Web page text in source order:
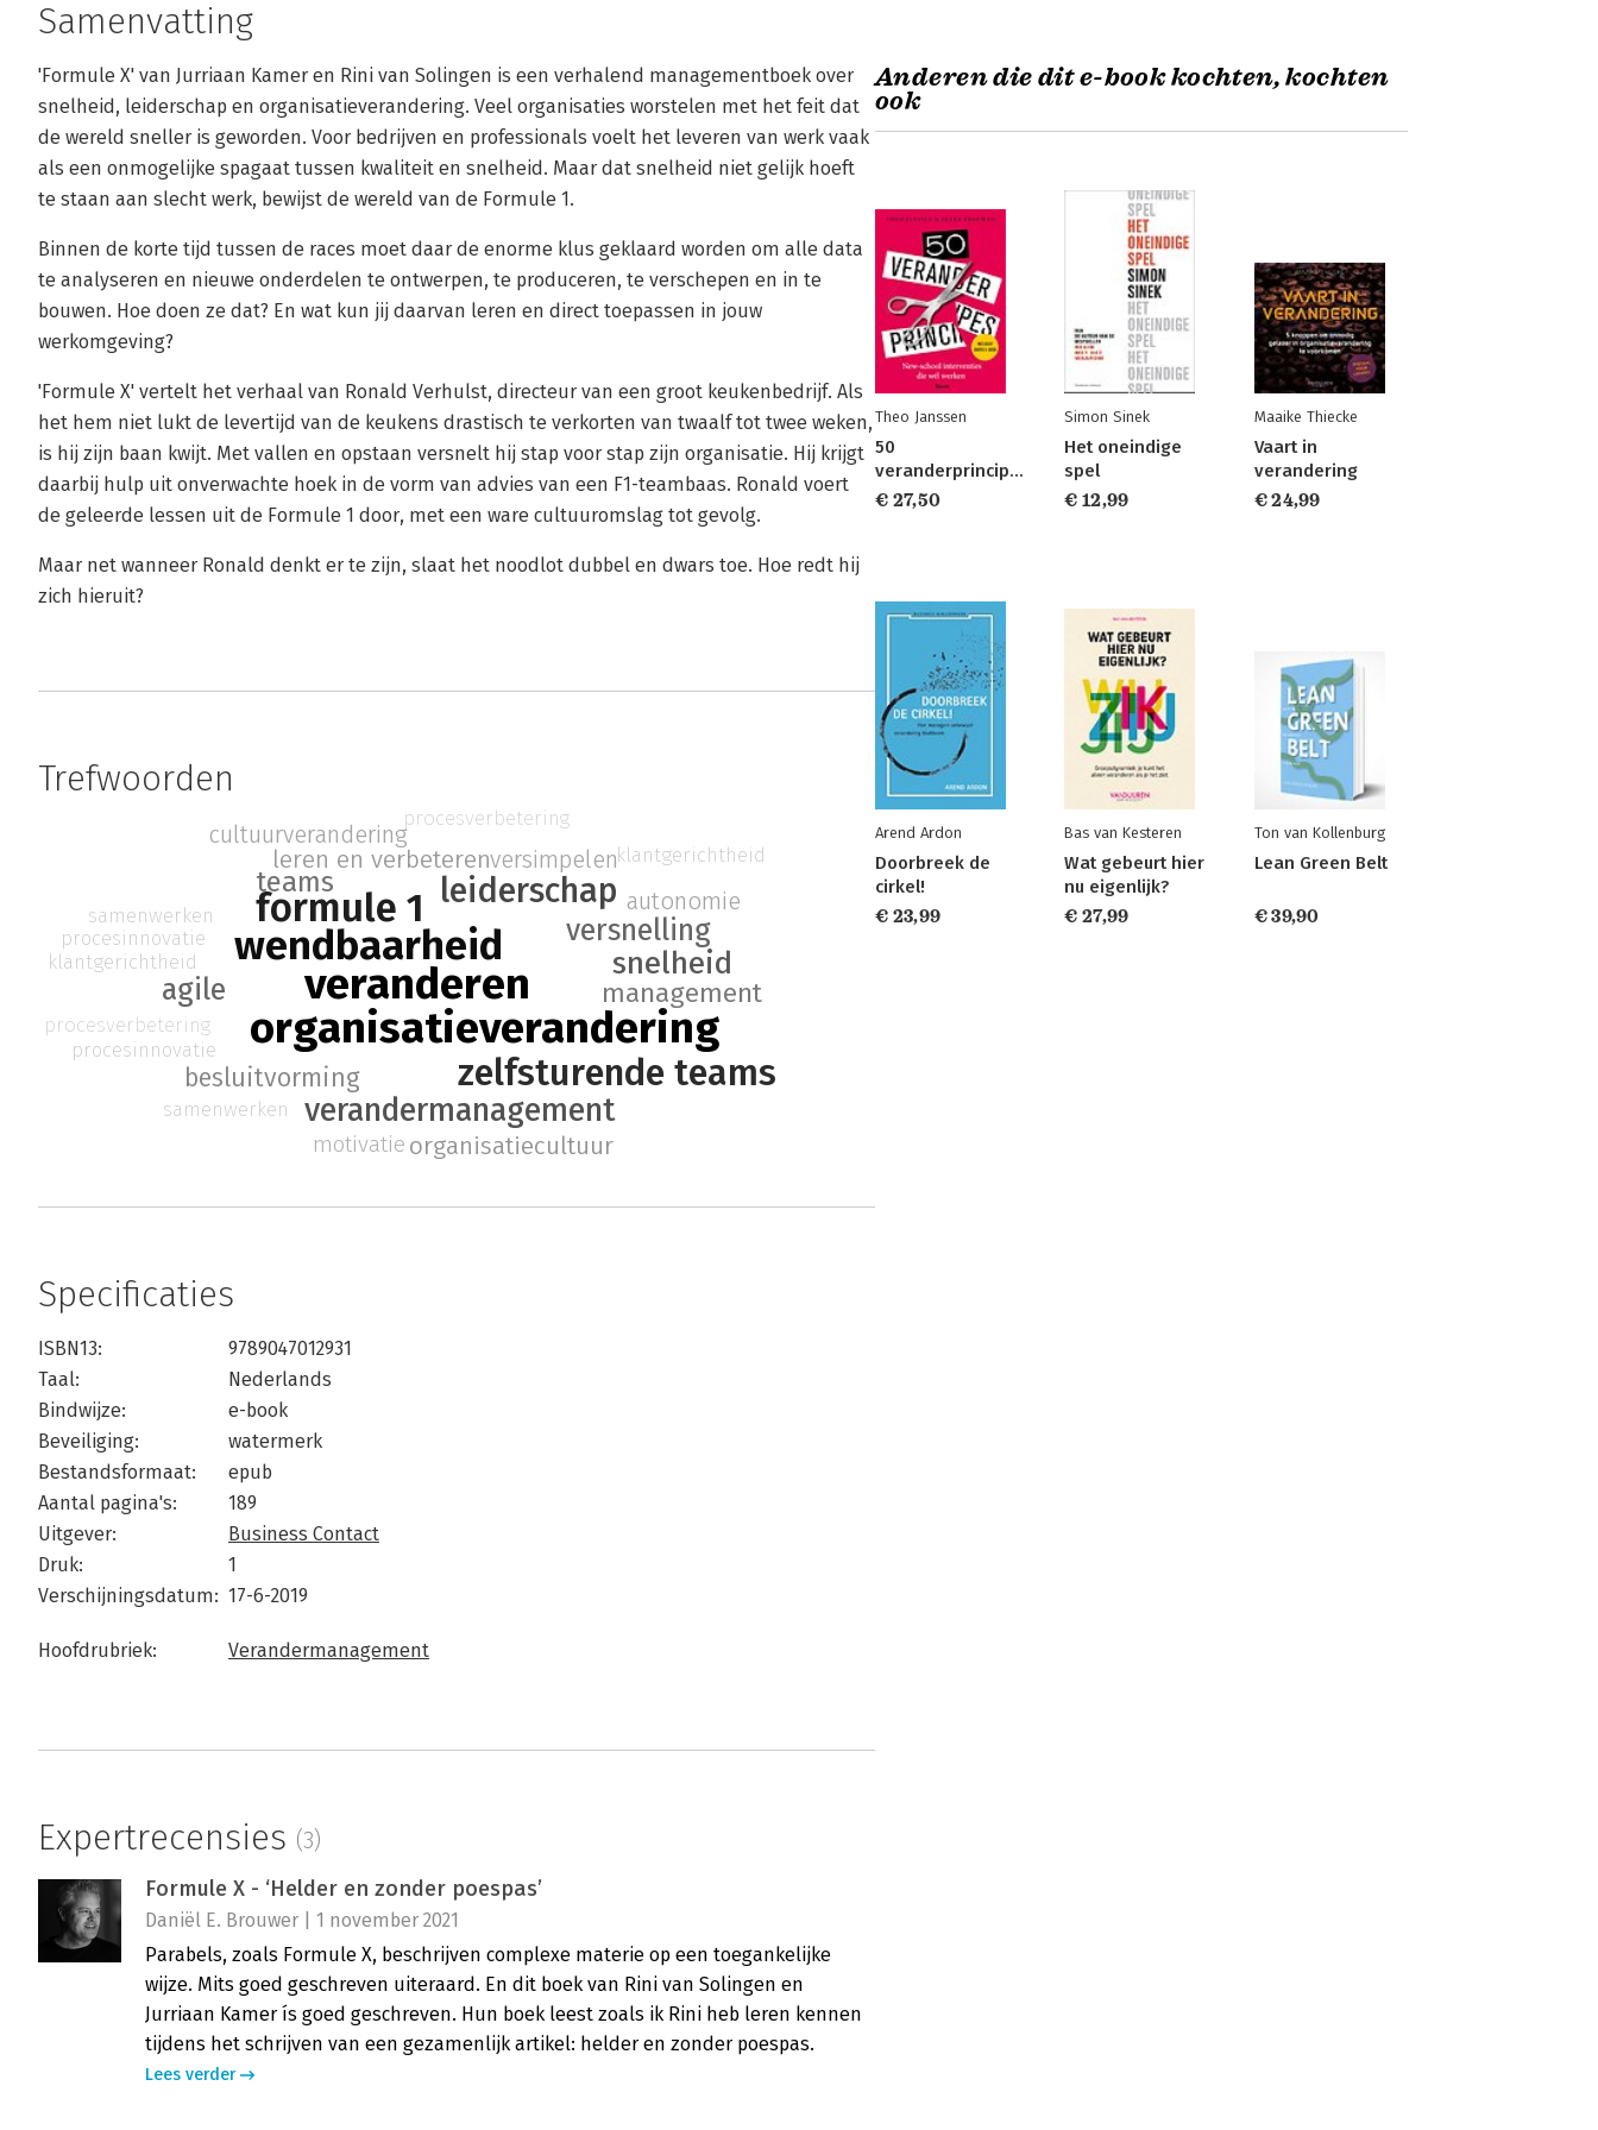
Samenvatting
'Formule X' van Jurriaan Kamer en Rini van Solingen is een verhalend managementboek over
snelheid, leiderschap en organisatieverandering. Veel organisaties worstelen met het feit dat
de wereld sneller is geworden. Voor bedrijven en professionals voelt het leveren van werk vaak
als een onmogelijke spagaat tussen kwaliteit en snelheid. Maar dat snelheid niet gelijk hoeft
te staan aan slecht werk, bewijst de wereld van de Formule 1.
Binnen de korte tijd tussen de races moet daar de enorme klus geklaard worden om alle data
te analyseren en nieuwe onderdelen te ontwerpen, te produceren, te verschepen en in te
bouwen. Hoe doen ze dat? En wat kun jij daarvan leren en direct toepassen in jouw
werkomgeving?
'Formule X' vertelt het verhaal van Ronald Verhulst, directeur van een groot keukenbedrijf. Als
het hem niet lukt de levertijd van de keukens drastisch te verkorten van twaalf tot twee weken,
is hij zijn baan kwijt. Met vallen en opstaan versnelt hij stap voor stap zijn organisatie. Hij krijgt
daarbij hulp uit onverwachte hoek in de vorm van advies van een F1-teambaas. Ronald voert
de geleerde lessen uit de Formule 1 door, met een ware cultuuromslag tot gevolg.
Maar net wanneer Ronald denkt er te zijn, slaat het noodlot dubbel en dwars toe. Hoe redt hij
zich hieruit?
Trefwoorden
veranderen
organisatieverandering
wendbaarheid
formule 1
zelfsturende teams
leiderschap
verandermanagement
versnelling
snelheid
agile management
besluitvorming
teams
leren en verbeteren
organisatiecultuur
cultuurverandering
versimpelen
autonomie
motivatie
procesinnovatie
samenwerken
procesverbetering
klantgerichtheid
procesinnovatie
samenwerken
procesverbetering
klantgerichtheid
Specificaties
ISBN13:
9789047012931
Taal:
Nederlands
Bindwijze:
e-book
Beveiliging:
watermerk
Bestandsformaat:
epub
Aantal pagina's:
189
Uitgever:
Business Contact
Druk:
1
Verschijningsdatum: 17-6-2019
Hoofdrubriek: Verandermanagement
Expertrecensies (3)
Formule X - ‘Helder en zonder poespas’
Daniël E. Brouwer | 1 november 2021
Parabels, zoals Formule X, beschrijven complexe materie op een toegankelijke
wijze. Mits goed geschreven uiteraard. En dit boek van Rini van Solingen en
Jurriaan Kamer ís goed geschreven. Hun boek leest zoals ik Rini heb leren kennen
tijdens het schrijven van een gezamenlijk artikel: helder en zonder poespas.
Lees verder
Anderen die dit e-book kochten, kochten
ook
Theo Janssen
50
veranderprincipes
€ 27,50
Simon Sinek
Het oneindige
spel
€ 12,99
Maaike Thiecke
Vaart in
verandering
€ 24,99
Arend Ardon
Doorbreek de
cirkel!
€ 23,99
Bas van Kesteren
Wat gebeurt hier
nu eigenlijk?
€ 27,99
Ton van Kollenburg
Lean Green Belt
€ 39,90